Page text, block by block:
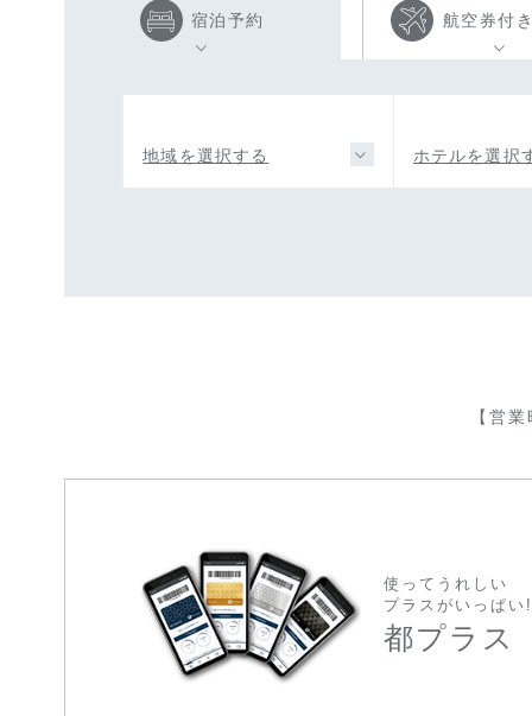
宿泊予約 航空券付
地域を選択する ホテルを選択
【営
使ってうれしい
プラスがいっぱい
都プラス